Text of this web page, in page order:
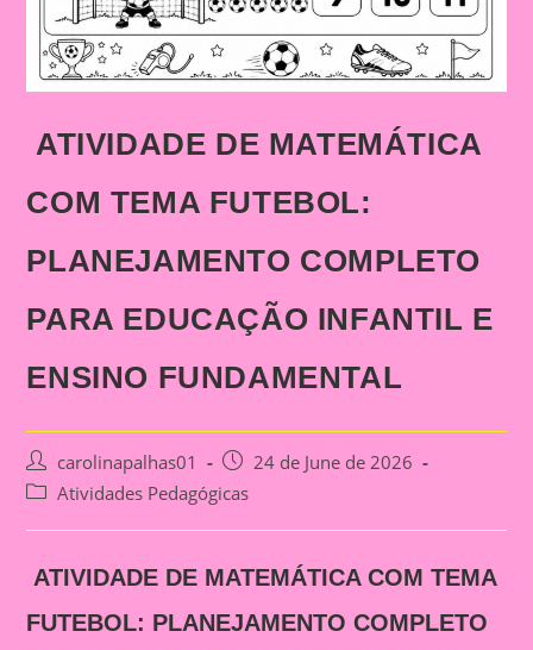
ATIVIDADE DE MATEMÁTICA
COM TEMA FUTEBOL:
PLANEJAMENTO COMPLETO
PARA EDUCAÇÃO INFANTIL E
ENSINO FUNDAMENTAL
Post
author:
carolinapalhas01
Post
published:
24 de June de 2026
PostAtividades Pedagógicas
ATIVIDADE DE MATEMÁTICA COM TEMA
FUTEBOL: PLANEJAMENTO COMPLETO